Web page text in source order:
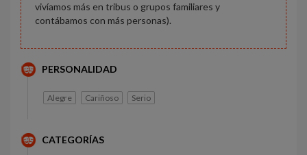
vivíamos más en tribus o grupos familiares y
contábamos con más personas).
PERSONALIDAD
Alegre Cariñoso Serio
CATEGORÍAS